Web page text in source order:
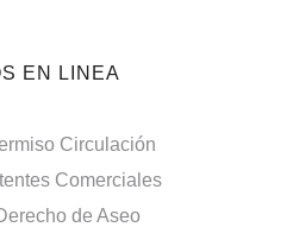
EN LINEA
Circulación
Comerciales
de Aseo